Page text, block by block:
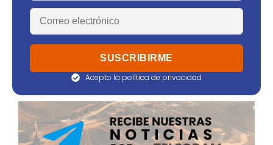
Acepto la política de privacidad